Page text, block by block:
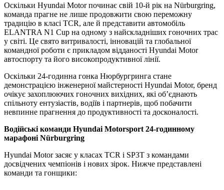
Оскільки Hyundai Motor починає свій 10-й рік на Nürburgring,
команда прагне не лише продовжити свою переможну
традицію в класі TCR, але й представити автомобіль
ELANTRA N1 Cup на одному з найскладніших гоночних трас
у світі. Це свято витривалості, інновацій та глобальної
командної роботи є прикладом відданості Hyundai Motor
автоспорту та його високопродуктивної лінії.
Оскільки 24-годинна гонка Нюрбургринга стане
демонстрацією інженерної майстерності Hyundai Motor, бренд
очікує захоплюючих гоночних вихідних, які об’єднають
спільноту ентузіастів, водіїв і партнерів, щоб побачити
невпинне прагнення до продуктивності та досконалості.
Водійські команди Hyundai Motorsport 24-годинному
марафоні Nürburgring
Hyundai Motor засяє у класах TCR і SP3T з командами
досвідчених чемпіонів і нових зірок. Нижче представлені
команди та гонщики: